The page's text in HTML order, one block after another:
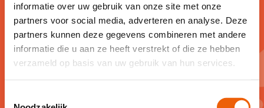
informatie over uw gebruik van onze site met onze
partners voor social media, adverteren en analyse. Deze
partners kunnen deze gegevens combineren met andere
informatie die u aan ze heeft verstrekt of die ze hebben
verzameld op basis van uw gebruik van hun services.
Uw vrijgevigheid brengt ons dichter bij
het verslaan van MS. Elke donatie helpt
onderzoek, ondersteuning en
bewustwording. Uw bijdrage maakt een